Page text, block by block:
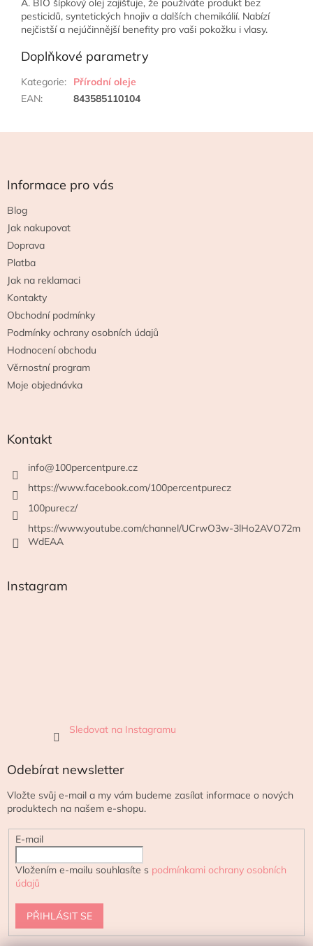
A. BIO šípkový olej zajišťuje, že používáte produkt bez
pesticidů, syntetických hnojiv a dalších chemikálií. Nabízí
nejčistší a nejúčinnější benefity pro vaši pokožku i vlasy.
Doplňkové parametry
Kategorie:
Přírodní oleje
EAN: 843585110104
Informace pro vás
Blog
Jak nakupovat
Doprava
Platba
Jak na reklamaci
Kontakty
Obchodní podmínky
Podmínky ochrany osobních údajů
Hodnocení obchodu
Věrnostní program
Moje objednávka
Kontakt
info@100percentpure.cz
https://www.facebook.com/100percentpurecz
100purecz/
https://www.youtube.com/channel/UCrwO3w-3lHo2AVO72m
WdEAA
Instagram
Sledovat na Instagramu
Odebírat newsletter
Vložte svůj e-mail a my vám budeme zasílat informace o nových
produktech na našem e-shopu.
E-mail
Vložením e-mailu souhlasíte s podmínkami ochrany osobních
údajů
PŘIHLÁSIT SE